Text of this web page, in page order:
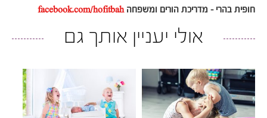
חופית בהרי – מדריכת הורים ומשפחהfacebook.com/hofitbah
אולי יעניין אותך גם